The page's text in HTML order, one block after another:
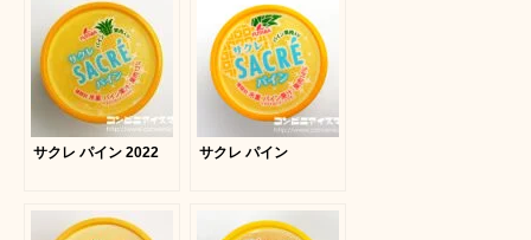
サクレ パイン 2022 サクレ パイン